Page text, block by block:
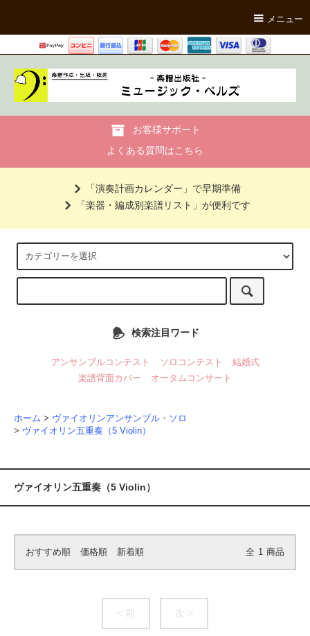
メニュー
お客様サポート
よくある質問はこちら
「演奏計画カレンダー」で早期準備
「楽器・編成別楽譜リスト」が便利です
検索注目ワード
アンサンブルコンテスト ソロコンテスト
結婚式
楽譜背面カバー
オータムコンサート
ホーム > ヴァイオリンアンサンブル・ソロ
> ヴァイオリン五重奏（5 Violin）
ヴァイオリン五重奏（5 Violin）
おすすめ順 価格順 新着順 全 1 商品
< 前 次 >